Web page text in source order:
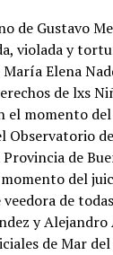
de Gustavo
violada y
Elena
de lxs
el momento
Observatorio
de
del
de
y Alejandro
de Mar